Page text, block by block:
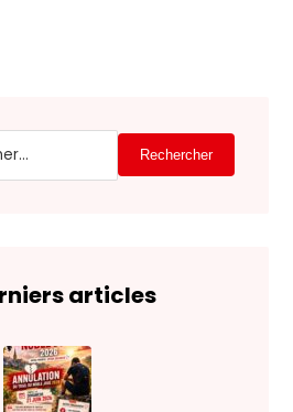
Rechercher
articles